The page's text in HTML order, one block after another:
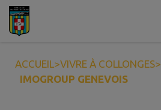
Contenu
ACCUEIL>VIVRE À COLLONGES>
IMOGROUP GENEVOIS